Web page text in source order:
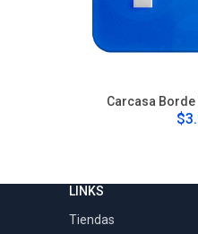
Carcasa Borde
LINKS
Tiendas